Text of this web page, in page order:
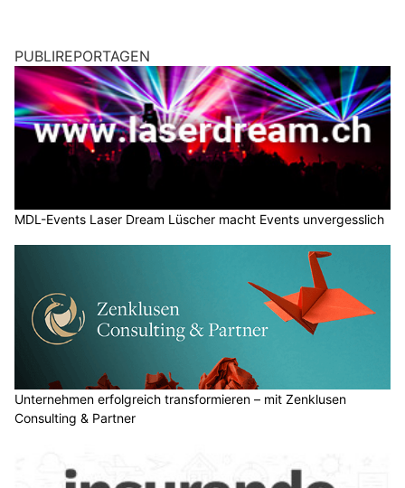
PUBLIREPORTAGEN
MDL-Events Laser Dream Lüscher macht Events unvergesslich
Unternehmen erfolgreich transformieren – mit Zenklusen
Consulting & Partner